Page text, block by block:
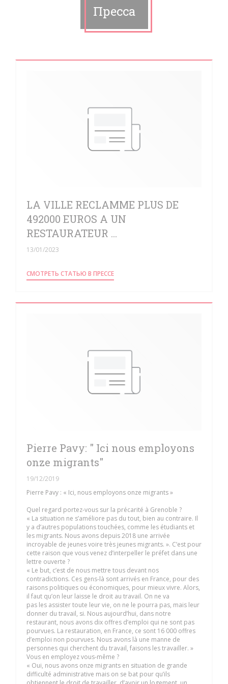
Пресса
LA VILLE RECLAMME PLUS DE
492000 EUROS A UN
RESTAURATEUR ...
13/01/2023
СМОТРЕТЬ СТАТЬЮ В ПРЕССЕ((ОТКРЫВАЕТСЯ В НОВОМ ОКНЕ))
Pierre Pavy: " Ici nous employons
onze migrants"
19/12/2019
Pierre Pavy : « Ici, nous employons onze migrants »
Quel regard portez-vous sur la précarité à Grenoble ?
« La situation ne s’améliore pas du tout, bien au contraire. Il
y a d’autres populations touchées, comme les étudiants et
les migrants. Nous avons depuis 2018 une arrivée
incroyable de jeunes voire très jeunes migrants. ». C’est pour
cette raison que vous venez d’interpeller le préfet dans une
lettre ouverte ?
« Le but, c’est de nous mettre tous devant nos
contradictions. Ces gens-là sont arrivés en France, pour des
raisons politiques ou économiques, pour mieux vivre. Alors,
il faut qu’on leur laisse le droit au travail. On ne va
pas les assister toute leur vie, on ne le pourra pas, mais leur
donner du travail, si. Nous aujourd’hui, dans notre
restaurant, nous avons dix offres d’emploi qui ne sont pas
pourvues. La restauration, en France, ce sont 16 000 offres
d’emploi non pourvues. Nous avons là une manne de
personnes qui cherchent du travail, faisons les travailler. »
Vous en employez vous-même ?
« Oui, nous avons onze migrants en situation de grande
difficulté administrative mais on se bat pour qu’ils